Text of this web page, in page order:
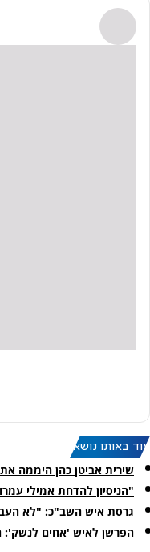
עוד באותו נושא:
שירית אביטן כהן היממה
"הניסיון להדחת אמילי
גרסת איש השב"כ: "לא
הפרשן לאיש 'אחים